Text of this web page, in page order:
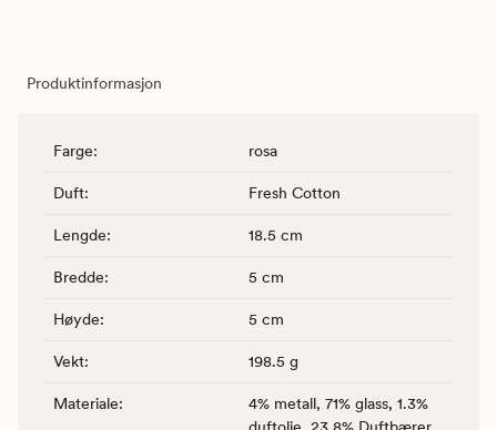
Produktinformasjon
Farge: rosa
Duft: Fresh Cotton
Lengde: 18.5 cm
Bredde: 5 cm
Høyde: 5 cm
Vekt: 198.5 g
Materiale:
4% metall, 71% glass, 1.3%
duftolje, 23.8% Duftbærer